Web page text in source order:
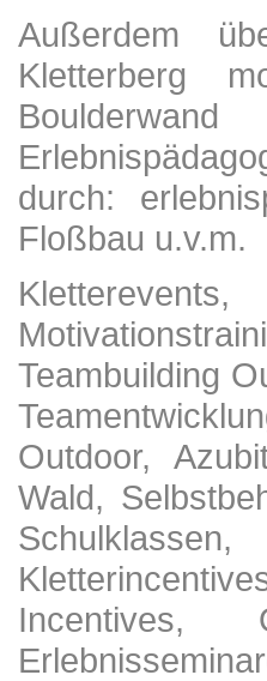
Außerdem
Kletterberg
durch:
Floßbau u.v.m.
Teambuilding
Outdoor,
Wald,
Schulklassen,
Incentives,